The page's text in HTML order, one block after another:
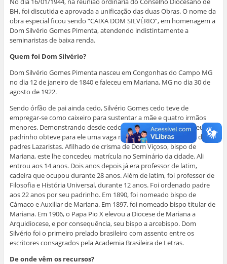
BH, foi discutida e aprovada a unificação das duas Obras. O nome da
obra especial ficou sendo “CAIXA DOM SILVÉRIO”, em homenagem a
Dom Silvério Gomes Pimenta, atendendo indistintamente a
seminaristas de baixa renda.
Quem foi Dom Silvério?
Dom Silvério Gomes Pimenta nasceu em Congonhas do Campo MG
no dia 12 de janeiro de 1840 e faleceu em Mariana, MG no dia 30 de
agosto de 1922.
Sendo órfão de pai ainda cedo, Silvério Gomes cedo teve de
empregar-se como caixeiro para sustentar a mãe e quatro irmãos
menores. Demonstrando desde cedo aptidão para o estudo, seu
padrinho obteve para ele uma vaga no Colégio de Congonhas, dos
padres Lazaristas. Afilhado de crisma de Dom Viçoso, bispo de
Mariana, este lhe concedeu matrícula no Seminário da cidade. Ali
entrou aos 14 anos. Dois anos depois já era professor de latim,
cadeira que ocupou durante 28 anos. Além de latim, foi professor de
Filosofia e História Universal, durante 12 anos. Foi ordenado padre
aos 22 anos por seu padrinho. Em 1890, foi nomeado bispo de
Cámaco e Auxiliar de Mariana. Em 1897, foi nomeado bispo titular de
Mariana. Em 1906, o Papa Pio X elevou a Diocese de Mariana a
Arquidiocese, e por consequência, seu bispo a arcebispo. Dom
Silvério foi o primeiro prelado brasileiro com assento entre os
escritores consagrados pela Academia Brasileira de Letras.
De onde vêm os recursos?